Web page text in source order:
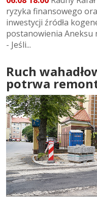
ryzyka finansowego
inwestycji źródła
postanowienia Aneksu
- Jeśli...
Ruch
potrwa